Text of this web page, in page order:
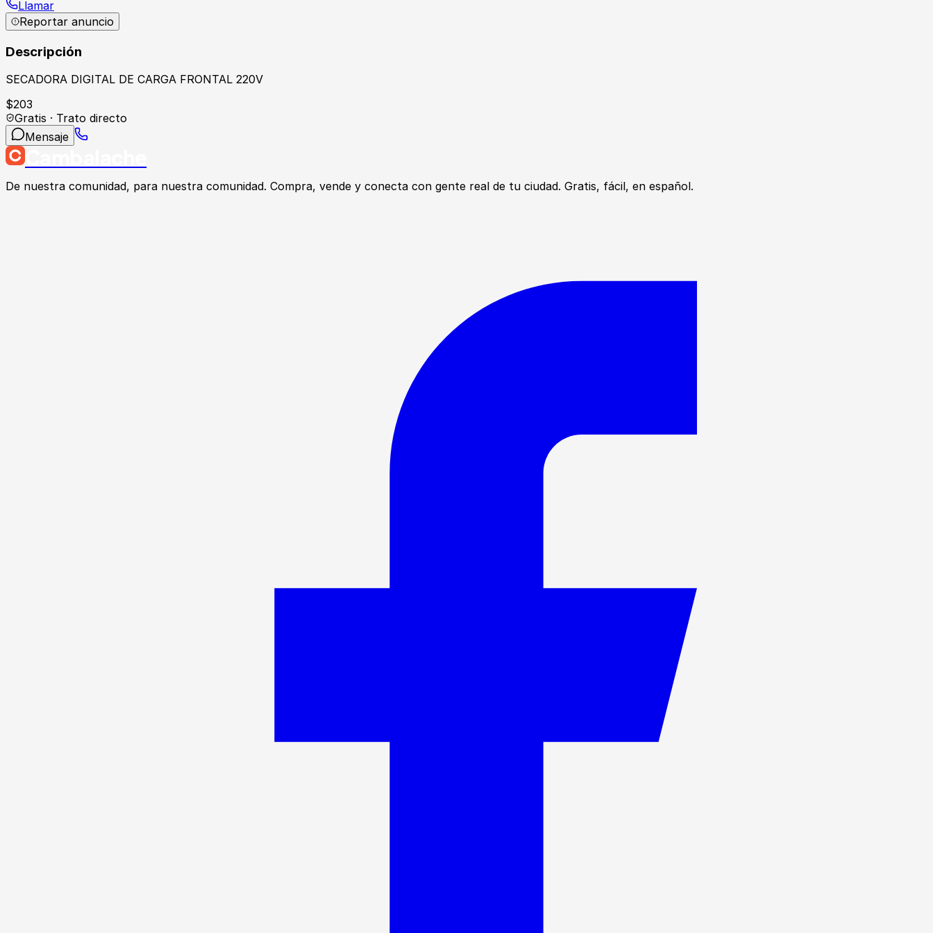
Llamar
Reportar anuncio
Descripción
SECADORA DIGITAL DE CARGA FRONTAL 220V
$203
Gratis · Trato directo
Mensaje
De nuestra comunidad, para nuestra comunidad. Compra, vende y conecta con gente real de tu ciudad. Gratis, fácil, en español.